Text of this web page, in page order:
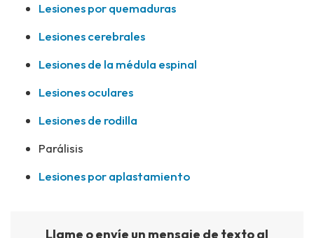
Lesiones por quemaduras
Lesiones cerebrales
Lesiones de la médula espinal
Lesiones oculares
Lesiones de rodilla
Parálisis
Lesiones por aplastamiento
Llame o envíe un mensaje de texto al